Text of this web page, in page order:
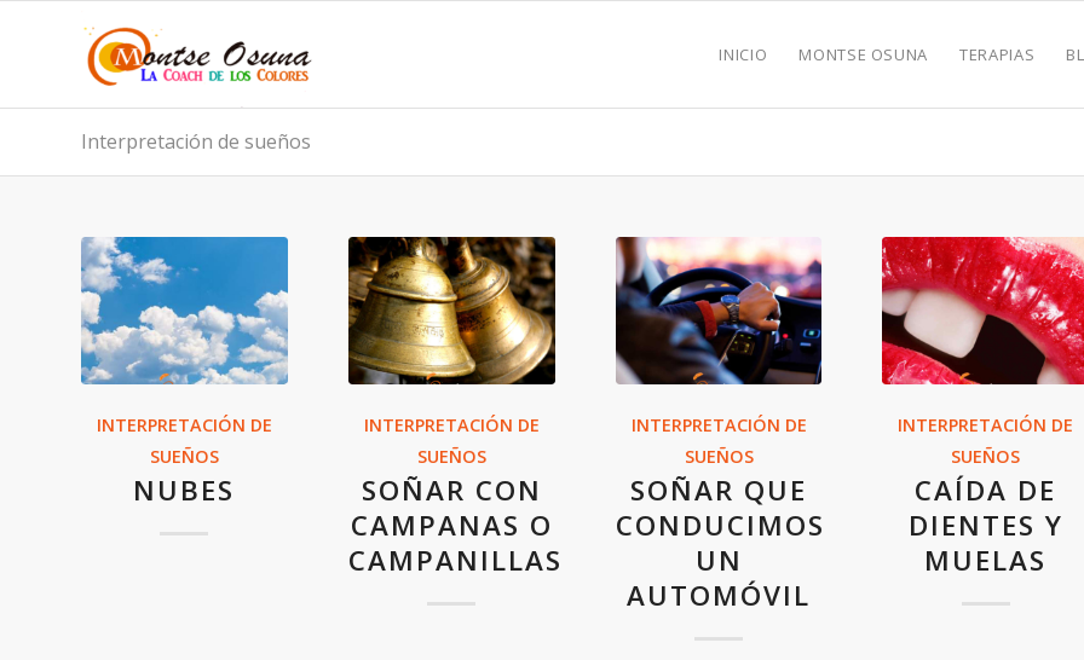
INICIO MONTSE OSUNA TERAPIAS
Interpretación de sueños
INTERPRETACIÓN DE
SUEÑOS
NUBES
INTERPRETACIÓN DE
SUEÑOS
SOÑAR CON
CAMPANAS O
CAMPANILLAS
INTERPRETACIÓN DE
SUEÑOS
SOÑAR QUE
CONDUCIMOS
UN
AUTOMÓVIL
INTERPRETACIÓN DE
SUEÑOS
CAÍDA DE
DIENTES Y
MUELAS